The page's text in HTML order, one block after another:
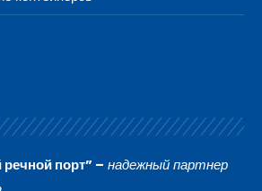
порт” – надежный партнер